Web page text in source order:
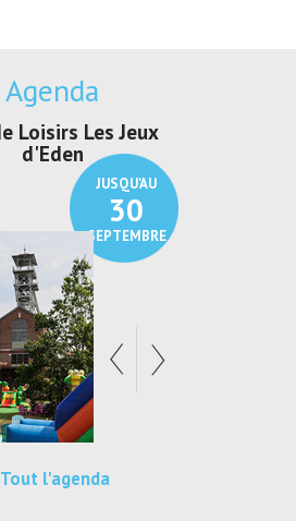
Agenda
SEPTEMBRE
Exposition "Lucien Jonas -
Au pays du charbon ...
Tout l'agenda